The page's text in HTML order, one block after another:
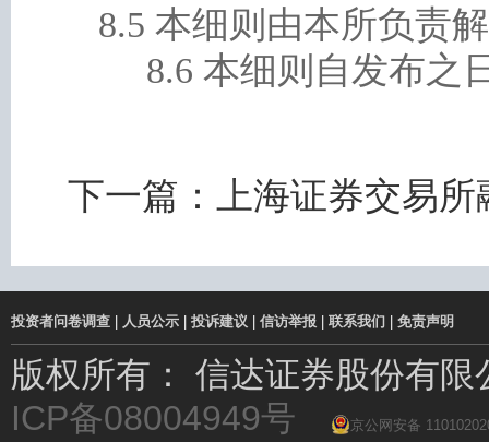
8.5 本细则由本所负责
8.6 本细则自发布之
下一篇： 上海证券交易
投资者问卷调查 人员公示 投诉建议 信访举报 联系我们 免责声明
版权所有： 信达证券股份有
ICP备08004949号
京公网安备